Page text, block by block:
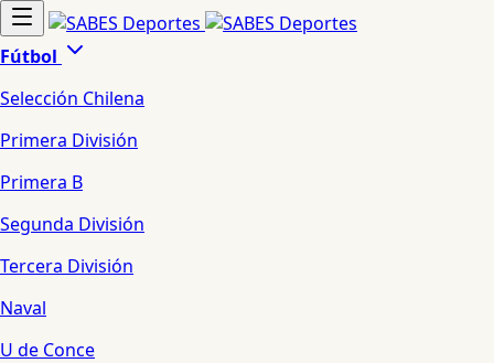
Fútbol
Selección Chilena
Primera División
Primera B
Segunda División
Tercera División
Naval
U de Conce